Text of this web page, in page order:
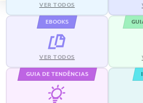
VER TODOS
EBOOKS
VER TODOS
GUIA DE TENDÊNCIAS